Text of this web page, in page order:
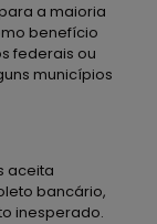
a maioria
benefício
federais ou
municípios
aceita
bancário,
inesperado.